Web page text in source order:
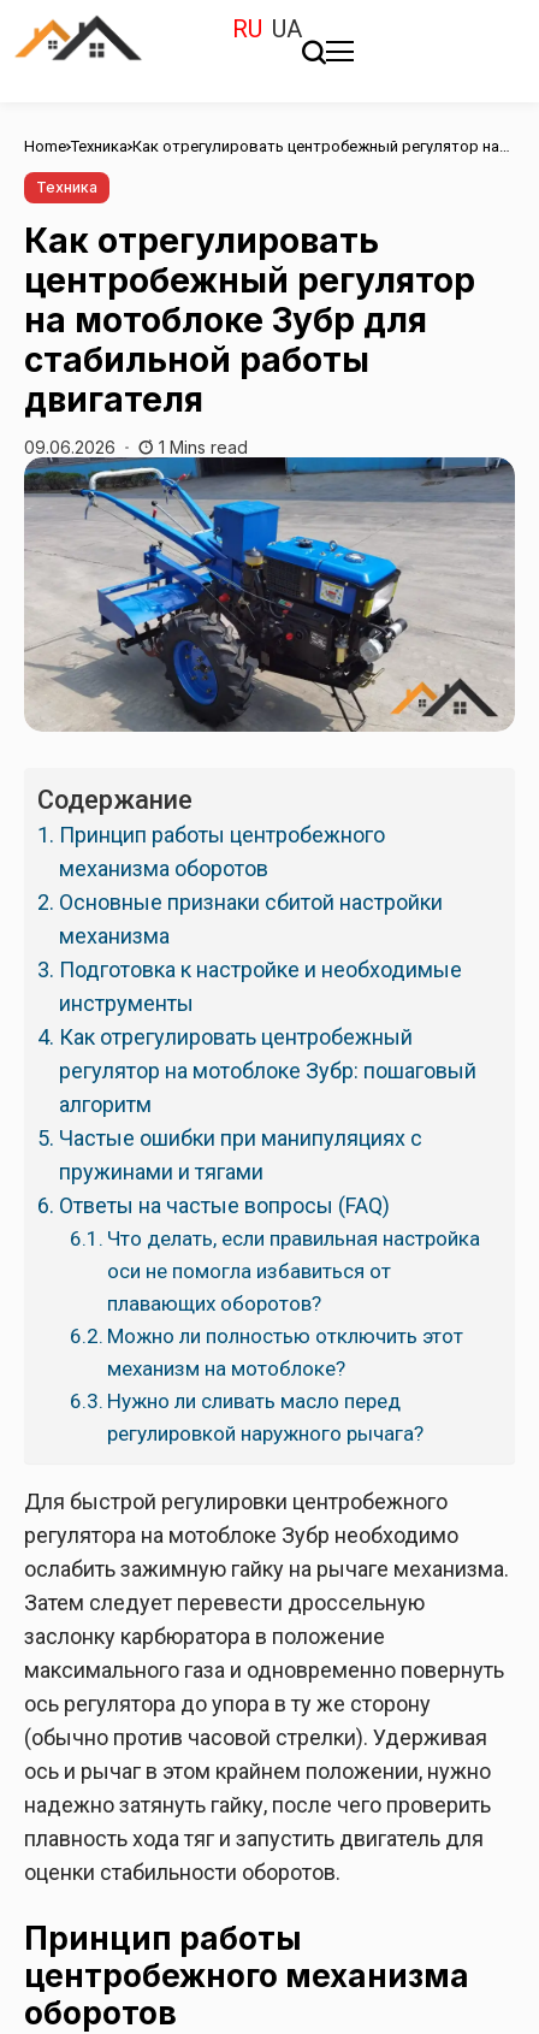
RU UA
Home Техника Как отрегулировать центробежный регулятор на
Техника
Как отрегулировать
центробежный регулятор
на мотоблоке Зубр для
стабильной работы
двигателя
09.06.2026 1 Mins read
Содержание
Принцип работы центробежного
механизма оборотов
Основные признаки сбитой настройки
механизма
Подготовка к настройке и необходимые
инструменты
Как отрегулировать центробежный
регулятор на мотоблоке Зубр: пошаговый
алгоритм
Частые ошибки при манипуляциях с
пружинами и тягами
Ответы на частые вопросы (FAQ)
Что делать, если правильная настройка
оси не помогла избавиться от
плавающих оборотов?
Можно ли полностью отключить этот
механизм на мотоблоке?
Нужно ли сливать масло перед
регулировкой наружного рычага?
Для быстрой регулировки центробежного
регулятора на мотоблоке Зубр необходимо
ослабить зажимную гайку на рычаге механизма.
Затем следует перевести дроссельную
заслонку карбюратора в положение
максимального газа и одновременно повернуть
ось регулятора до упора в ту же сторону
(обычно против часовой стрелки). Удерживая
ось и рычаг в этом крайнем положении, нужно
надежно затянуть гайку, после чего проверить
плавность хода тяг и запустить двигатель для
оценки стабильности оборотов.
Принцип работы
центробежного механизма
оборотов